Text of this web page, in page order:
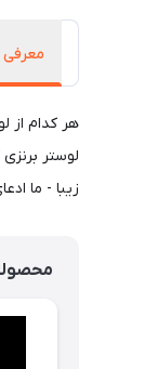
معرفی
هر کدام از
زیبا - ما ادعای